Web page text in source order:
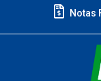
Notas